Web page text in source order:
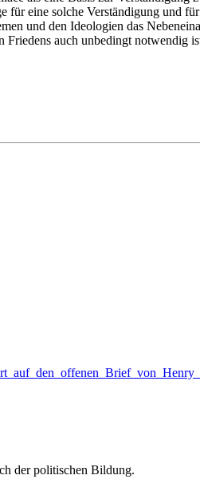
für eine solche Verständigung
und den Ideologien das
Friedens auch unbedingt notwendig
der politischen Bildung.